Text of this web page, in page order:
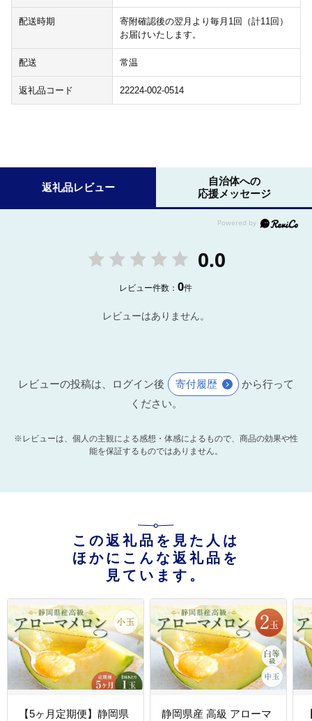
配送時期
寄附確認後の翌月より毎月1回（計11回）
お届けいたします。
配送 常温
返礼品コード 22224-002-0514
返礼品レビュー
自治体への
応援メッセージ
0.0
レビュー件数：0件
レビューはありません。
レビューの投稿は、ログイン後 寄付履歴
から行って
ください。
※レビューは、個人の主観による感想・体感によるもので、商品の効果や性
能を保証するものではありません。
この返礼品を見た人は
ほかにこんな返礼品を
見ています。
【5ヶ月定期便】静岡県
静岡県産 高級 アローマ